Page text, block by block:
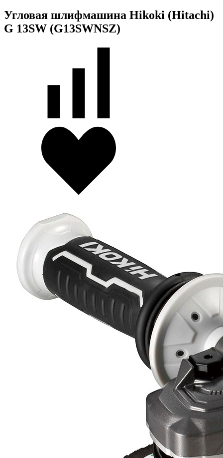
Угловая шлифмашина Hikoki (Hitachi)
G 13SW (G13SWNSZ)